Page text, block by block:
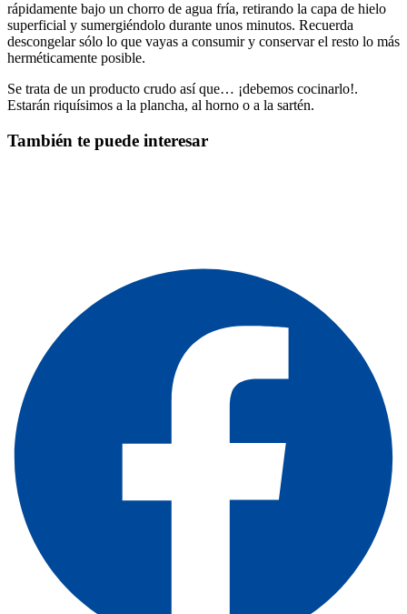
rápidamente bajo un chorro de agua fría, retirando la capa de hielo
superficial y sumergiéndolo durante unos minutos. Recuerda
descongelar sólo lo que vayas a consumir y conservar el resto lo más
herméticamente posible.
Se trata de un producto crudo así que… ¡debemos cocinarlo!.
Estarán riquísimos a la plancha, al horno o a la sartén.
También te puede interesar